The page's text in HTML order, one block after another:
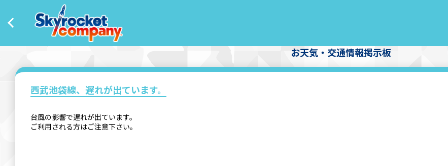
お天気・交通情報掲示板
西武池袋線、遅れが出ています。
台風の影響で遅れが出ています。
ご利用される方はご注意下さい。